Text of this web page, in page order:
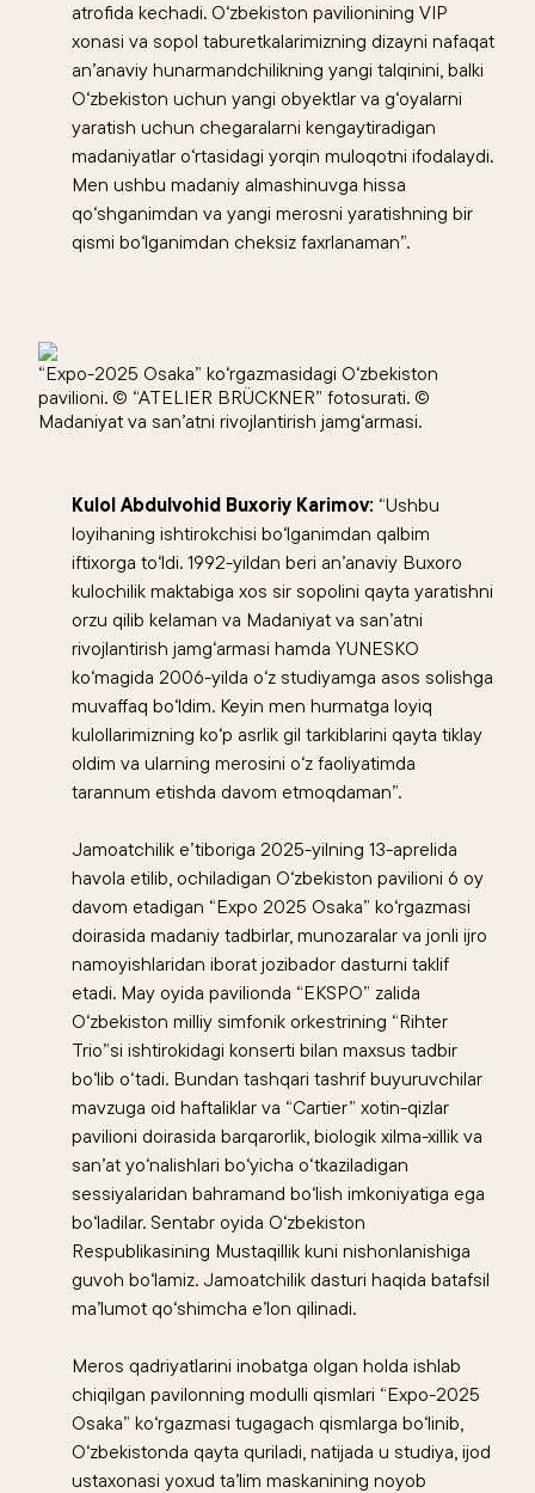
atrofida kechadi. O‘zbekiston pavilionining VIP
xonasi va sopol taburetkalarimizning dizayni nafaqat
an’anaviy hunarmandchilikning yangi talqinini, balki
O‘zbekiston uchun yangi obyektlar va g‘oyalarni
yaratish uchun chegaralarni kengaytiradigan
madaniyatlar o‘rtasidagi yorqin muloqotni ifodalaydi.
Men ushbu madaniy almashinuvga hissa
qo‘shganimdan va yangi merosni yaratishning bir
qismi bo‘lganimdan cheksiz faxrlanaman”.
“Expo-2025 Osaka” ko‘rgazmasidagi O‘zbekiston
pavilioni. © “ATELIER BRÜCKNER” fotosurati. ©
Madaniyat va san’atni rivojlantirish jamg‘armasi.
Kulol Abdulvohid Buxoriy Karimov: “Ushbu
loyihaning ishtirokchisi bo‘lganimdan qalbim
iftixorga to‘ldi. 1992-yildan beri an’anaviy Buxoro
kulochilik maktabiga xos sir sopolini qayta yaratishni
orzu qilib kelaman va Madaniyat va san’atni
rivojlantirish jamg‘armasi hamda YUNESKO
ko‘magida 2006-yilda o‘z studiyamga asos solishga
muvaffaq bo‘ldim. Keyin men hurmatga loyiq
kulollarimizning ko‘p asrlik gil tarkiblarini qayta tiklay
oldim va ularning merosini o‘z faoliyatimda
tarannum etishda davom etmoqdaman”.
Jamoatchilik e’tiboriga 2025-yilning 13-aprelida
havola etilib, ochiladigan O‘zbekiston pavilioni 6 oy
davom etadigan “Expo 2025 Osaka” ko‘rgazmasi
doirasida madaniy tadbirlar, munozaralar va jonli ijro
namoyishlaridan iborat jozibador dasturni taklif
etadi. May oyida pavilionda “EKSPO” zalida
O‘zbekiston milliy simfonik orkestrining “Rihter
Trio”si ishtirokidagi konserti bilan maxsus tadbir
bo‘lib o‘tadi. Bundan tashqari tashrif buyuruvchilar
mavzuga oid haftaliklar va “Cartier” xotin-qizlar
pavilioni doirasida barqarorlik, biologik xilma-xillik va
san’at yo‘nalishlari bo‘yicha o‘tkaziladigan
sessiyalaridan bahramand bo‘lish imkoniyatiga ega
bo‘ladilar. Sentabr oyida O‘zbekiston
Respublikasining Mustaqillik kuni nishonlanishiga
guvoh bo‘lamiz. Jamoatchilik dasturi haqida batafsil
ma’lumot qo‘shimcha e’lon qilinadi.
Meros qadriyatlarini inobatga olgan holda ishlab
chiqilgan pavilonning modulli qismlari “Expo-2025
Osaka” ko‘rgazmasi tugagach qismlarga bo‘linib,
O‘zbekistonda qayta quriladi, natijada u studiya, ijod
ustaxonasi yoxud ta’lim maskanining noyob